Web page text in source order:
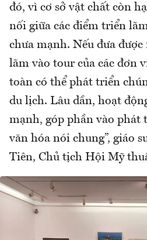
đó, vì cơ sở vật chất còn
nối giữa các điểm triển
chưa mạnh. Nếu đưa
lãm vào tour của các đơn
toàn có thể phát triển
du lịch. Lâu dần, hoạt
mạnh, góp phần vào phát
văn hóa nói chung”, giáo
Tiên, Chủ tịch Hội Mỹ